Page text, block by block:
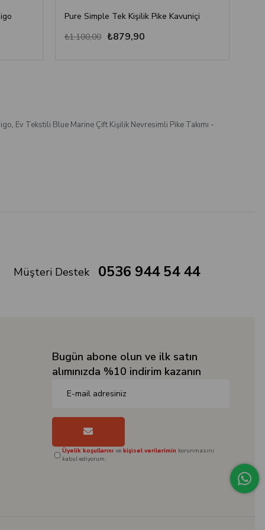
Pure Simple Tek Kişilik Pike Kavuniçi
₺879,90
₺1.100,00
, Ev Tekstili Blue Marine Çift Kişilik Nevresimli Pike Takımı -
Müşteri Destek 0536 944 54 44
Bugün abone olun ve ilk satın
alımınızda %10 indirim kazanın
Üyelik koşullarını vekişisel verilerimin korunmasını
kabul ediyorum.